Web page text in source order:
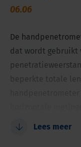
06.06
De
dat wordt gebruikt
beperkte totale
profielkuilen.
Lees meer